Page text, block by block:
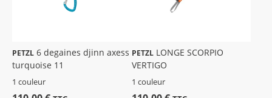
PETZL
turquoise 11
1 couleur
PETZLLONGE SCORPIO
VERTIGO
1 couleur